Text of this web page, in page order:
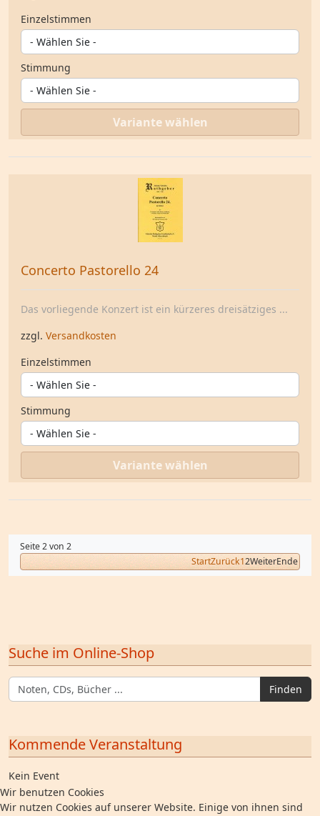
Einzelstimmen
Stimmung
Variante wählen
Concerto Pastorello 24
Das vorliegende Konzert ist ein kürzeres dreisätziges ...
zzgl. Versandkosten
Einzelstimmen
Stimmung
Variante wählen
Seite 2 von 2
StartZurück12WeiterEnde
Suche im Online-Shop
Finden
Kommende Veranstaltung
Kein Event
Wir benutzen Cookies
Wir nutzen Cookies auf unserer Website. Einige von ihnen sind